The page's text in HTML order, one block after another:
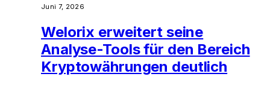
Juni 7, 2026
Welorix erweitert seine
Analyse-Tools für den Bereich
Kryptowährungen deutlich